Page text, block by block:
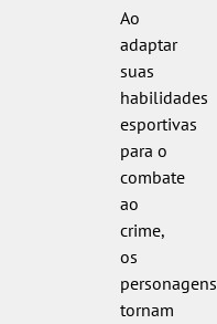
Ao
adaptar
suas
habilidades
esportivas
para o
combate
ao
crime,
os
personagens
tornam